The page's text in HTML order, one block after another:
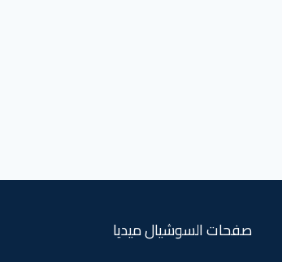
صفحات السوشيال ميديا